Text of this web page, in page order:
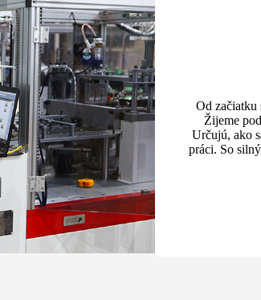
Od začiatku
Žijeme
Určujú, ako
práci. So